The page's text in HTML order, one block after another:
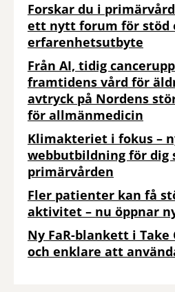
Forskar du i
ett nytt forum för stöd
erfarenhetsutbyte
Från AI, tidig
framtidens vård för
avtryck på Nordens
för allmänmedicin
Klimakteriet i fokus –
webbutbildning för dig
primärvården
Fler patienter kan få
aktivitet – nu öppnar
Ny FaR-blankett i Take
och enklare att